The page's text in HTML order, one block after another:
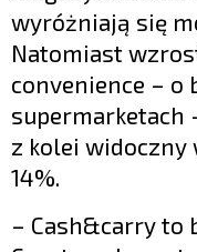
wyróżniają się
Natomiast
convenience – o
supermarketach
z kolei widoczny
14%.
– Cash&carry to